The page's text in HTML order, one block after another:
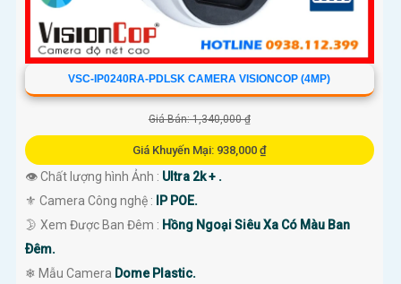
VSC-IP0240RA-PDLSK CAMERA VISIONCOP (4MP)
Giá Bán: 1,340,000 ₫
Giá Khuyến Mại: 938,000 ₫
👁 Chất lượng hình Ảnh : Ultra 2k + .
⚜️ Camera Công nghệ : IP POE.
🌛 Xem Được Ban Đêm : Hồng Ngoại Siêu Xa Có Màu Ban
Ðêm.
❄ Mẫu Camera Dome Plastic.